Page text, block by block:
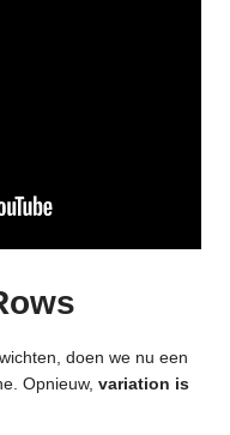
doen we nu een
Opnieuw, variation is